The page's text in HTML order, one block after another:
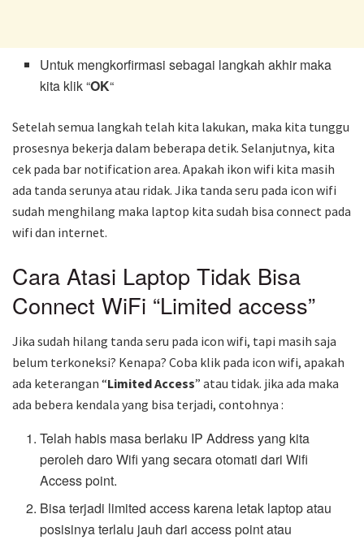
Untuk mengkorfirmasi sebagai langkah akhir maka
kita klik “OK“
Setelah semua langkah telah kita lakukan, maka kita tunggu
prosesnya bekerja dalam beberapa detik. Selanjutnya, kita
cek pada bar notification area. Apakah ikon wifi kita masih
ada tanda serunya atau ridak. Jika tanda seru pada icon wifi
sudah menghilang maka laptop kita sudah bisa connect pada
wifi dan internet.
Cara Atasi Laptop Tidak Bisa
Connect WiFi “Limited access”
Jika sudah hilang tanda seru pada icon wifi, tapi masih saja
belum terkoneksi? Kenapa? Coba klik pada icon wifi, apakah
ada keterangan “Limited Access” atau tidak. jika ada maka
ada bebera kendala yang bisa terjadi, contohnya :
Telah habis masa berlaku IP Address yang kita
peroleh daro Wifi yang secara otomati dari Wifi
Access point.
Bisa terjadi limited access karena letak laptop atau
posisinya terlalu jauh dari access point atau